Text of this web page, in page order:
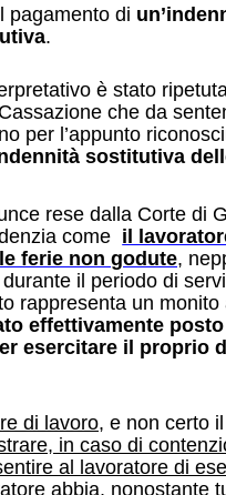
che da sentenze della
riconosciuto al
sostitutiva delle
dalla Corte di Giustizia
il lavoratore non
non godute, neppure nel
il periodo di servizio,
un monito ai giudici
posto dal suo
il proprio diritto
, e non certo il
caso di contenzioso, di
lavoratore di esercitare
nonostante tutto,
corrispondente
e17643/ 2023)che,
che sussiste l’obbligo
al lavoratore uno
respinto,